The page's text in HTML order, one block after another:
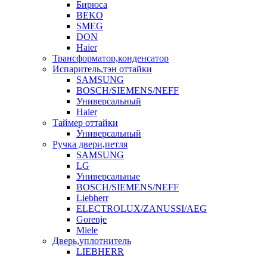
Бирюса
BEKO
SMEG
DON
Haier
Трансформатор,конденсатор
Испаритель,тэн оттайки
SAMSUNG
BOSCH/SIEMENS/NEFF
Универсальный
Haier
Таймер оттайки
Универсальный
Ручка двери,петля
SAMSUNG
LG
Универсальные
BOSCH/SIEMENS/NEFF
Liebherr
ELECTROLUX/ZANUSSI/AEG
Gorenje
Miele
Дверь,уплотнитель
LIEBHERR